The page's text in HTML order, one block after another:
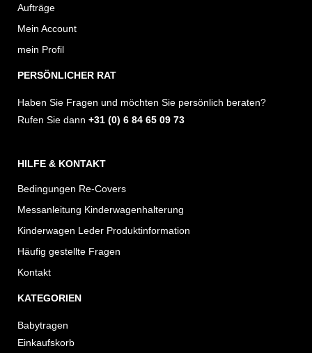
a
g
r
a
m
o
o
k
Aufträge
Mein Account
mein Profil
PERSÖNLICHER RAT
Haben Sie Fragen und möchten Sie persönlich beraten?
Rufen Sie dann +31 (0) 6 84 65 09 73
HILFE & KONTAKT
Bedingungen Re-Covers
Messanleitung Kinderwagenhalterung
Kinderwagen Leder Produktinformation
Häufig gestellte Fragen
Kontakt
KATEGORIEN
Babytragen
Einkaufskorb